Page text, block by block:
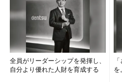
全員がリーダーシップを発揮し、
自分より優れた人財を育成する
を